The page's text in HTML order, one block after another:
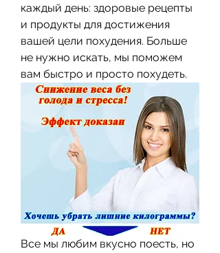
каждый день: здоровые рецепты
и продукты для достижения
вашей цели похудения. Больше
не нужно искать, мы поможем
вам быстро и просто похудеть.
Все мы любим вкусно поесть, но